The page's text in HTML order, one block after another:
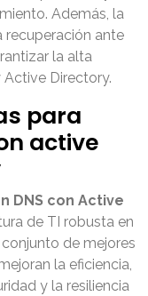
Además, la
recuperación ante
la alta
Directory.
para
active
DNS con Active
de TI robusta en
de mejores
la eficiencia,
y la resiliencia